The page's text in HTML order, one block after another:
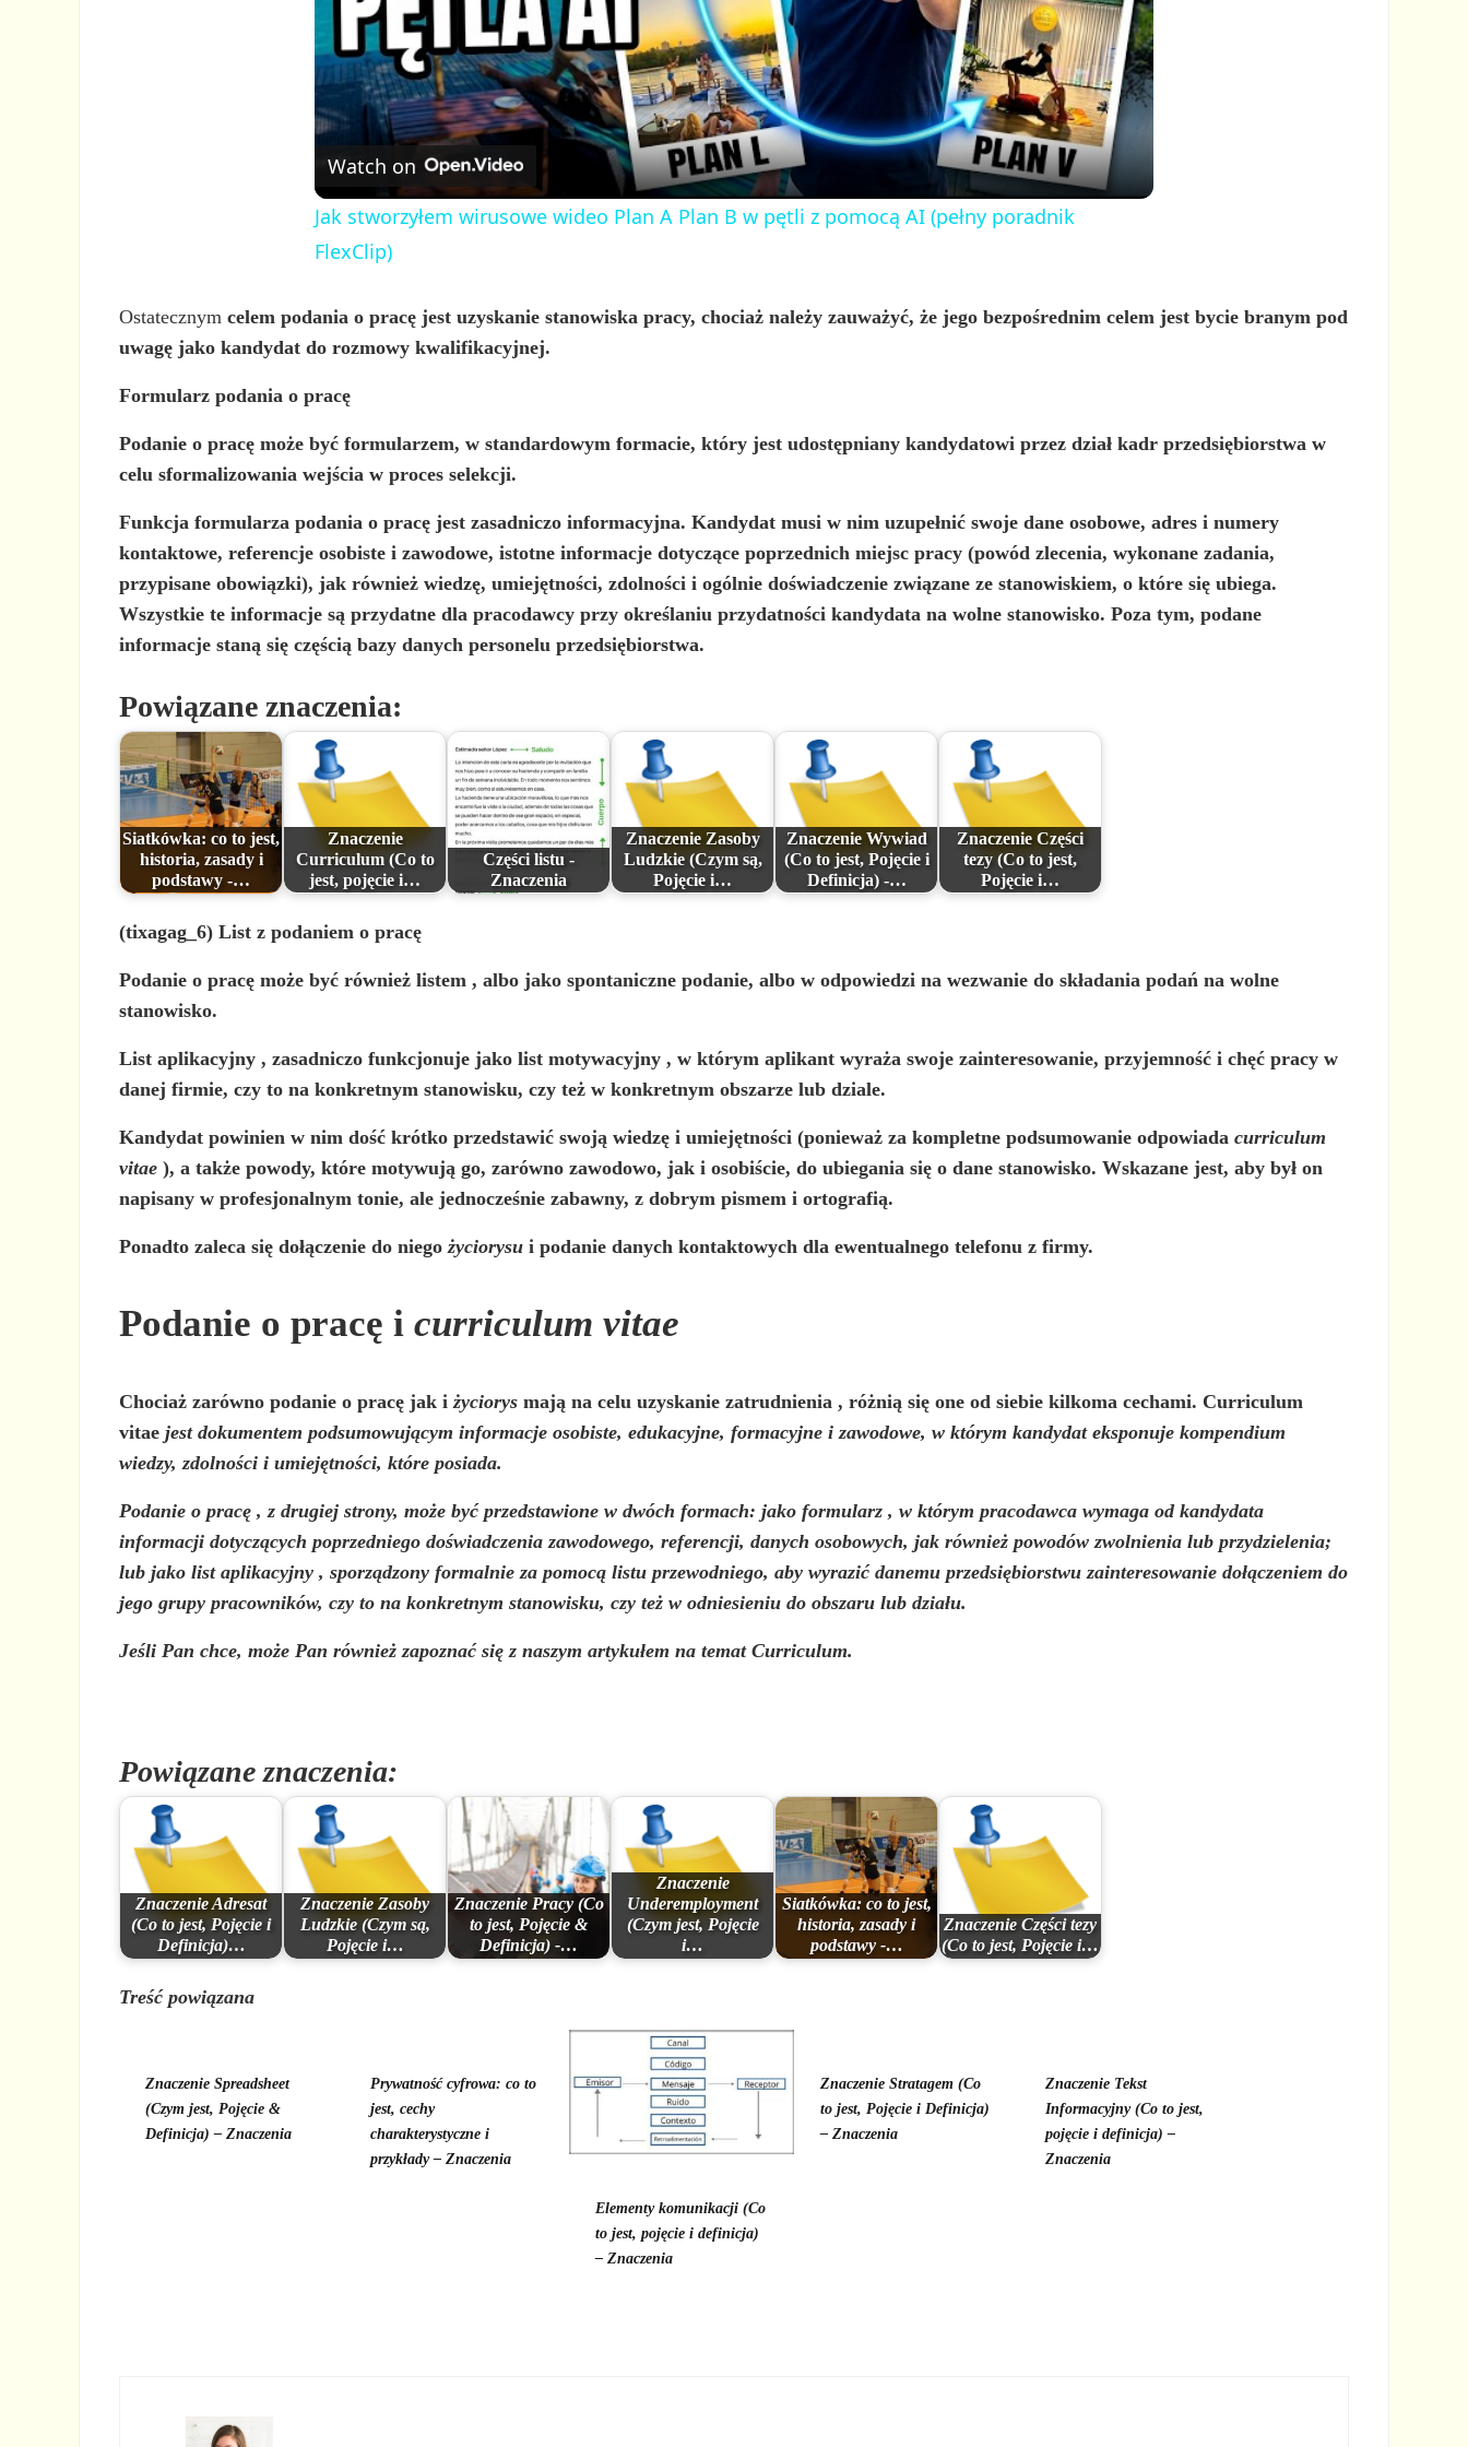
l
a
y
i
e
o
Watch on
Jak stworzyłem wirusowe wideo Plan A Plan B w pętli z pomocą AI (pełny poradnik
FlexClip)
Ostatecznymcelempodania o pracęjest uzyskanie stanowiska pracy, chociaż należy zauważyć, że jego bezpośrednim celem jest bycie branym pod
uwagę jako kandydat do rozmowy kwalifikacyjnej.
Formularz podania o pracę
Podanie o pracę może byćformularzem, w standardowym formacie, który jest udostępniany kandydatowi przez dział kadr przedsiębiorstwa w
celu sformalizowania wejścia w proces selekcji.
Funkcjaformularza podania o pracę jest zasadniczo informacyjna. Kandydat musi w nim uzupełnić swoje dane osobowe, adres i numery
kontaktowe, referencje osobiste i zawodowe, istotne informacje dotyczące poprzednich miejsc pracy (powód zlecenia, wykonane zadania,
przypisane obowiązki), jak również wiedzę, umiejętności, zdolności i ogólnie doświadczenie związane ze stanowiskiem, o które się ubiega.
Wszystkie te informacje są przydatne dla pracodawcy przy określaniu przydatności kandydata na wolne stanowisko. Poza tym, podane
informacje staną się częścią bazy danych personelu przedsiębiorstwa.
Powiązane znaczenia:
Siatkówka: co to jest,
historia, zasady i
podstawy -…
Znaczenie
Curriculum (Co to
jest, pojęcie i…
Części listu -
Znaczenia
Znaczenie Zasoby
Ludzkie (Czym są,
Pojęcie i…
Znaczenie Wywiad
(Co to jest, Pojęcie i
Definicja) -…
Znaczenie Części
tezy (Co to jest,
Pojęcie i…
(tixagag_6) List z podaniem o pracę
Podanie o pracęmoże być równieżlistem, albo jako spontaniczne podanie, albo w odpowiedzi na wezwanie do składania podań na wolne
stanowisko.
Listaplikacyjny , zasadniczo funkcjonuje jakolist motywacyjny , w którym aplikant wyraża swoje zainteresowanie, przyjemność i chęć pracy w
danej firmie, czy to na konkretnym stanowisku, czy też w konkretnym obszarze lub dziale.
Kandydat powinien w nim dość krótko przedstawić swoją wiedzę i umiejętności (ponieważ za kompletne podsumowanie odpowiadacurriculum
vitae ), a także powody, które motywują go, zarówno zawodowo, jak i osobiście, do ubiegania się o dane stanowisko. Wskazane jest, aby był on
napisany w profesjonalnym tonie, ale jednocześnie zabawny, z dobrym pismem i ortografią.
Ponadto zaleca się dołączenie do niegożyciorysu i podanie danych kontaktowych dla ewentualnego telefonu z firmy.
Podanie o pracę icurriculum vitae
Chociaż zarównopodanie o pracę jak iżyciorys mają na celuuzyskanie zatrudnienia , różnią się one od siebie kilkoma cechami. Curriculum
vitaejest dokumentem podsumowującym informacje osobiste, edukacyjne, formacyjne i zawodowe, w którym kandydat eksponuje kompendium
wiedzy, zdolności i umiejętności, które posiada.
Podanie o pracę , z drugiej strony, może być przedstawione w dwóch formach: jakoformularz , w którym pracodawca wymaga od kandydata
informacji dotyczących poprzedniego doświadczenia zawodowego, referencji, danych osobowych, jak również powodów zwolnienia lub przydzielenia;
lub jakolist aplikacyjny , sporządzony formalnie za pomocą listu przewodniego, aby wyrazić danemu przedsiębiorstwu zainteresowanie dołączeniem do
jego grupy pracowników, czy to na konkretnym stanowisku, czy też w odniesieniu do obszaru lub działu.
Jeśli Pan chce, może Pan również zapoznać się z naszym artykułem na temat Curriculum.
Powiązane znaczenia:
Znaczenie Adresat
(Co to jest, Pojęcie i
Definicja)…
Znaczenie Zasoby
Ludzkie (Czym są,
Pojęcie i…
Znaczenie Pracy (Co
to jest, Pojęcie &
Definicja) -…
Znaczenie
Underemployment
(Czym jest, Pojęcie
i…
Siatkówka: co to jest,
historia, zasady i
podstawy -…
Znaczenie Części tezy
(Co to jest, Pojęcie i…
Treść powiązana
Znaczenie Spreadsheet
(Czym jest, Pojęcie &
Definicja) – Znaczenia
Prywatność cyfrowa: co to
jest, cechy
charakterystyczne i
przykłady – Znaczenia
Elementy komunikacji (Co
to jest, pojęcie i definicja)
– Znaczenia
Znaczenie Stratagem (Co
to jest, Pojęcie i Definicja)
– Znaczenia
Znaczenie Tekst
Informacyjny (Co to jest,
pojęcie i definicja) –
Znaczenia